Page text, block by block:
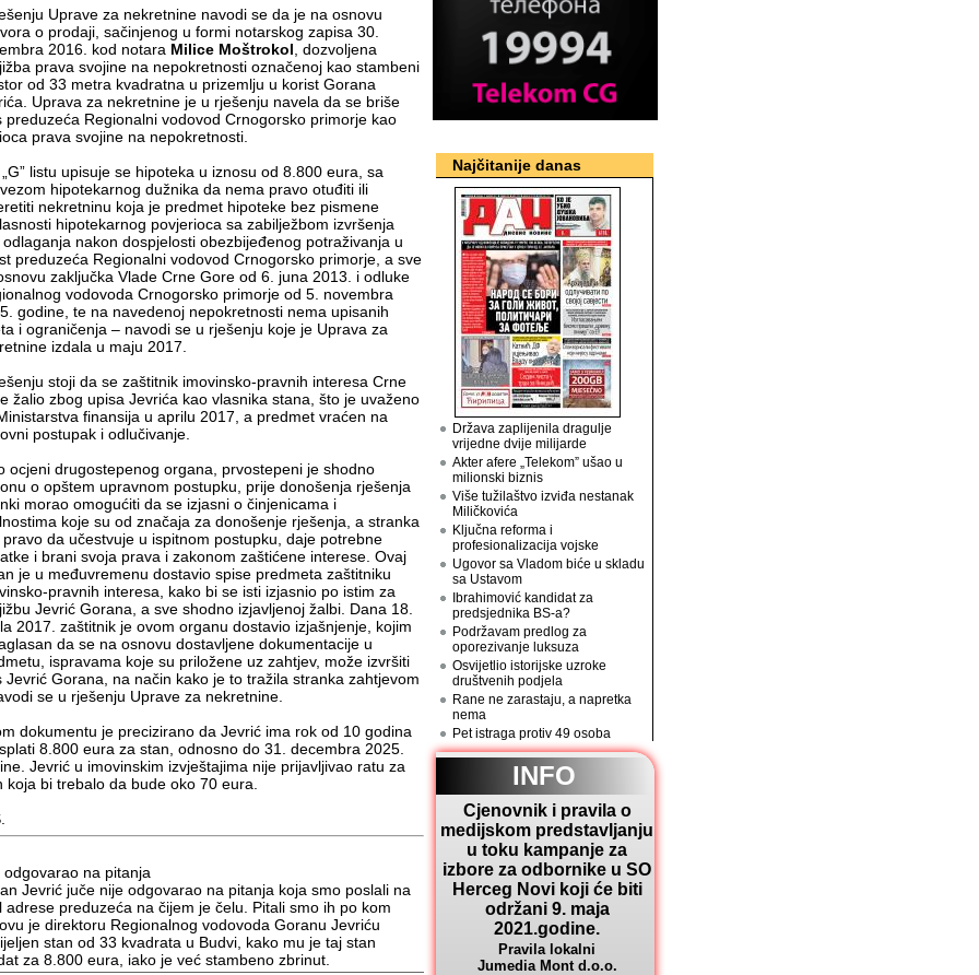
Uprave za nekretnine navodi se da je na osnovu
o prodaji, sačinjenog u formi notarskog zapisa 30.
2016. kod notara Milice Moštrokol , dozvoljena
prava svojine na nepokretnosti označenoj kao stambeni
od 33 metra kvadratna u prizemlju u korist Gorana
Uprava za nekretnine je u rješenju navela da se briše
preduzeća Regionalni vodovod Crnogorsko primorje kao
prava svojine na nepokretnosti.
listu upisuje se hipoteka u iznosu od 8.800 eura, sa
hipotekarnog dužnika da nema pravo otuđiti ili
nekretninu koja je predmet hipoteke bez pismene
hipotekarnog povjerioca sa zabilježbom izvršenja
odlaganja nakon dospjelosti obezbijeđenog potraživanja u
preduzeća Regionalni vodovod Crnogorsko primorje, a sve
zaključka Vlade Crne Gore od 6. juna 2013. i odluke
vodovoda Crnogorsko primorje od 5. novembra
godine, te na navedenoj nepokretnosti nema upisanih
i ograničenja – navodi se u rješenju koje je Uprava za
izdala u maju 2017.
stoji da se zaštitnik imovinsko-pravnih interesa Crne
žalio zbog upisa Jevrića kao vlasnika stana, što je uvaženo
finansija u aprilu 2017, a predmet vraćen na
postupak i odlučivanje.
ocjeni drugostepenog organa, prvostepeni je shodno
o opštem upravnom postupku, prije donošenja rješenja
morao omogućiti da se izjasni o činjenicama i
koje su od značaja za donošenje rješenja, a stranka
pravo da učestvuje u ispitnom postupku, daje potrebne
i brani svoja prava i zakonom zaštićene interese. Ovaj
je u međuvremenu dostavio spise predmeta zaštitniku
pravnih interesa, kako bi se isti izjasnio po istim za
Jevrić Gorana, a sve shodno izjavljenoj žalbi. Dana 18.
2017. zaštitnik je ovom organu dostavio izjašnjenje, kojim
da se na osnovu dostavljene dokumentacije u
ispravama koje su priložene uz zahtjev, može izvršiti
Jevrić Gorana, na način kako je to tražila stranka zahtjevom
se u rješenju Uprave za nekretnine.
dokumentu je precizirano da Jevrić ima rok od 10 godina
8.800 eura za stan, odnosno do 31. decembra 2025.
Jevrić u imovinskim izvještajima nije prijavljivao ratu za
koja bi trebalo da bude oko 70 eura.
odgovarao na pitanja
Jevrić juče nije odgovarao na pitanja koja smo poslali na
adrese preduzeća na čijem je čelu. Pitali smo ih po kom
je direktoru Regionalnog vodovoda Goranu Jevriću
stan od 33 kvadrata u Budvi, kako mu je taj stan
za 8.800 eura, iako je već stambeno zbrinut.
Najčitanije danas
Država zaplijenila dragulje
vrijedne dvije milijarde
Akter afere „Telekom” ušao u
milionski biznis
Više tužilaštvo izviđa nestanak
Miličkovića
Ključna reforma i
profesionalizacija vojske
Ugovor sa Vladom biće u skladu
sa Ustavom
Ibrahimović kandidat za
predsjednika BS-a?
Podržavam predlog za
oporezivanje luksuza
Osvijetlio istorijske uzroke
društvenih podjela
Rane ne zarastaju, a napretka
nema
Pet istraga protiv 49 osoba
INFO
Cjenovnik i pravila o
medijskom predstavljanju
u toku kampanje za
izbore za odbornike u SO
Herceg Novi koji će biti
održani 9. maja
2021.godine.
Pravila lokalni
Jumedia Mont d.o.o.